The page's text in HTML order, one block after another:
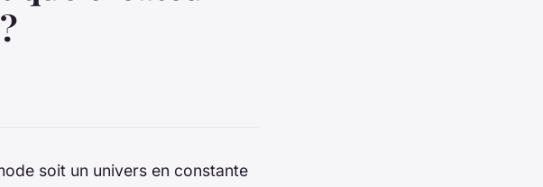
soit un univers en constante